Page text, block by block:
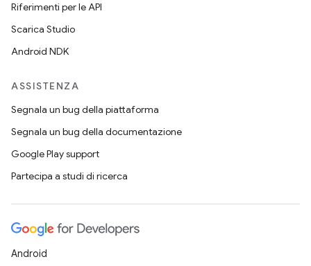
Riferimenti per le API
Scarica Studio
Android NDK
ASSISTENZA
Segnala un bug della piattaforma
Segnala un bug della documentazione
Google Play support
Partecipa a studi di ricerca
Android